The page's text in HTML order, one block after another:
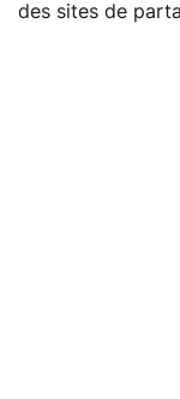
des sites de